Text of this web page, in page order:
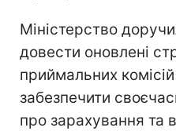
Міністерство
довести оновлені
приймальних
забезпечити
про зарахування та